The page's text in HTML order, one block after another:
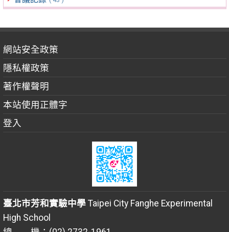
網站安全政策
隱私權政策
著作權聲明
本站使用正體字
登入
臺北市芳和實驗中學Taipei City Fanghe Experimental
High School